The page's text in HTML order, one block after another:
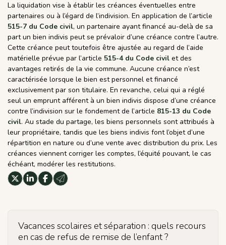
La liquidation vise à établir les créances éventuelles entre
partenaires ou à l’égard de l’indivision. En application de l’article
515-7 du Code civil, un partenaire ayant financé au-delà de sa
part un bien indivis peut se prévaloir d’une créance contre l’autre.
Cette créance peut toutefois être ajustée au regard de l’aide
matérielle prévue par l’article 515-4 du Code civil et des
avantages retirés de la vie commune. Aucune créance n’est
caractérisée lorsque le bien est personnel et financé
exclusivement par son titulaire. En revanche, celui qui a réglé
seul un emprunt afférent à un bien indivis dispose d’une créance
contre l’indivision sur le fondement de l’article 815-13 du Code
civil. Au stade du partage, les biens personnels sont attribués à
leur propriétaire, tandis que les biens indivis font l’objet d’une
répartition en nature ou d’une vente avec distribution du prix. Les
créances viennent corriger les comptes, l’équité pouvant, le cas
échéant, modérer les restitutions.
Vacances scolaires et séparation : quels recours
en cas de refus de remise de l’enfant ?